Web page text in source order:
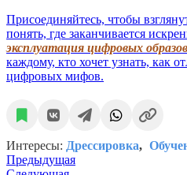
Присоединяйтесь, чтобы
понять, где заканчивается
эксплуатация цифровых образов
каждому, кто хочет узнать, как
цифровых мифов.
Интересы: Дрессировка
Предыдущая